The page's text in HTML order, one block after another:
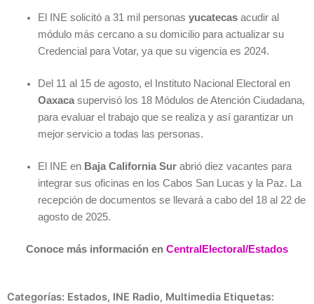
El INE solicitó a 31 mil personas yucatecasacudir al
módulo más cercano a su domicilio para actualizar su
Credencial para Votar, ya que su vigencia es 2024.
Del 11 al 15 de agosto, el Instituto Nacional Electoral en
Oaxacasupervisó los 18 Módulos de Atención Ciudadana,
para evaluar el trabajo que se realiza y así garantizar un
mejor servicio a todas las personas.
El INE en Baja California Surabrió diez vacantes para
integrar sus oficinas en los Cabos San Lucas y la Paz. La
recepción de documentos se llevará a cabo del 18 al 22 de
agosto de 2025.
Conoce más información en CentralElectoral/Estados
Categorías: Estados, INE Radio, Multimedia Etiquetas: